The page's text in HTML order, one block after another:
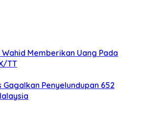
Wahid Memberikan Uang Pada
TT
Gagalkan Penyelundupan 652